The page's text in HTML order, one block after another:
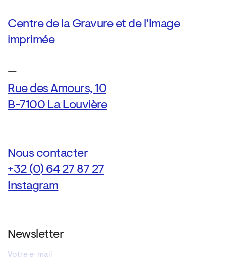
Centre de la Gravure et de l’Image
imprimée
—
Rue des Amours, 10
B-7100 La Louvière
Nous contacter
+32 (0) 64 27 87 27
Instagram
Newsletter